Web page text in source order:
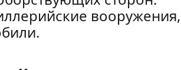
вооружения,